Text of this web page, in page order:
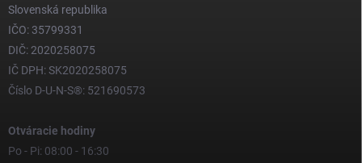
Slovenská republika
IČO: 35799331
DIČ: 2020258075
IČ DPH: SK2020258075
Číslo D-U-N-S®: 521690573
Otváracie hodiny
Po - Pi: 08:00 - 16:30